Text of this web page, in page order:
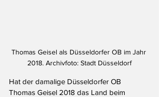
Thomas Geisel als Düsseldorfer OB im Jahr
2018. Archivfoto: Stadt Düsseldorf
Hat der damalige Düsseldorfer OB
Thomas Geisel 2018 das Land beim